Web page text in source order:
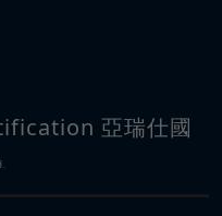
亞瑞仕國